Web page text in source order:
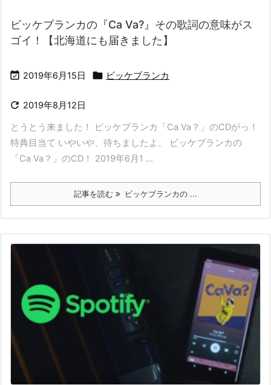
ビッケブランカの『Ca Va?』その歌詞の意味がス
ゴイ！【北海道にも届きました】
 2019年6月15日  ビッケブランカ
 2019年8月12日
とうとう来ました！ ビッケブランカ「Ca Va？」のCDがっ！
特典目当て いやいや、待ちましたよ、 ビッケブランカの
「Ca Va？」のCD！ 2019年6月1 ...
記事を読む ビッケブランカの ...